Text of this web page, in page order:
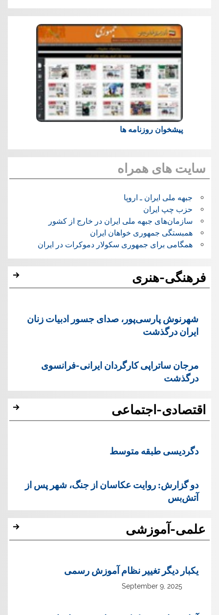
پیشخوان روزنامه ها
سایت های همراه
جبهه ملی ایران ـ اروپا
حزب چپ ایران
سازمان‌های جبهه ملی ایران در خارج از کشور
همبستگی جمهوری خواهان ایران
همگامی برای جمهوری سکولار دموکرات در ایران
فرهنگی-هنری
شهرنوش پارسی‌پور، صدای جسور ادبیات زنان
ایران درگذشت
مرجان ساتراپی کارگردان ایرانی-فرانسوی
درگذشت
اقتصادی-اجتماعی
دگردیسی طبقه متوسط
دو گزارش: روایت عکاسان از جنگ، شهر پس از
آتش‌بس
علمی-آموزشی
یک‏بار دیگر تغییر نظام آموزش رسمی
September 9, 2025